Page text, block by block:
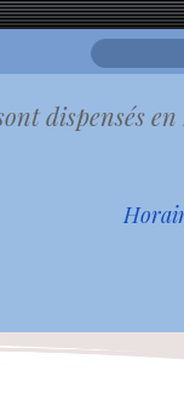
Search
for:
dispensés